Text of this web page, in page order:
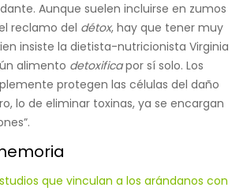
Aunque suelen incluirse en zumos
reclamo del détox, hay que tener muy
insiste la dietista-nutricionista Virginia
alimento detoxifica por sí solo. Los
protegen las células del daño
lo de eliminar toxinas, ya se encargan
que vinculan a los arándanos con